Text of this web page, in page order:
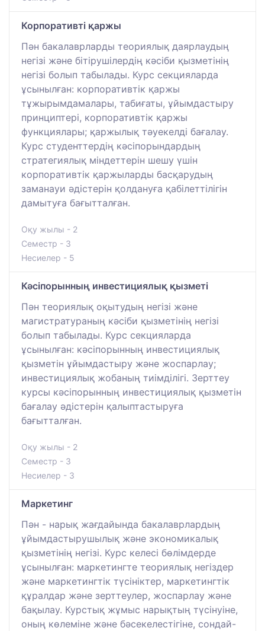
Корпоративті қаржы
Пән бакалаврларды теориялық даярлаудың
негізі және бітірушілердің кәсіби қызметінің
негізі болып табылады. Курс секцияларда
ұсынылған: корпоративтік қаржы
тұжырымдамалары, табиғаты, ұйымдастыру
принциптері, корпоративтік қаржы
функциялары; қаржылық тәуекелді бағалау.
Курс студенттердің кәсіпорындардың
стратегиялық міндеттерін шешу үшін
корпоративтік қаржыларды басқарудың
заманауи әдістерін қолдануға қабілеттілігін
дамытуға бағытталған.
Оқу жылы - 2
Семестр - 3
Несиелер - 5
Кәсіпорынның инвестициялық қызметі
Пән теориялық оқытудың негізі және
магистратураның кәсіби қызметінің негізі
болып табылады. Курс секцияларда
ұсынылған: кәсіпорынның инвестициялық
қызметін ұйымдастыру және жоспарлау;
инвестициялық жобаның тиімділігі. Зерттеу
курсы кәсіпорынның инвестициялық қызметін
бағалау әдістерін қалыптастыруға
бағытталған.
Оқу жылы - 2
Семестр - 3
Несиелер - 3
Маркетинг
Пән - нарық жағдайында бакалаврлардың
ұйымдастырушылық және экономикалық
қызметінің негізі. Курс келесі бөлімдерде
ұсынылған: маркетингте теориялық негіздер
және маркетингтік түсініктер, маркетингтік
құралдар және зерттеулер, жоспарлау және
бақылау. Курстық жұмыс нарықтың түсінуіне,
оның көлеміне және бәсекелестігіне, сондай-